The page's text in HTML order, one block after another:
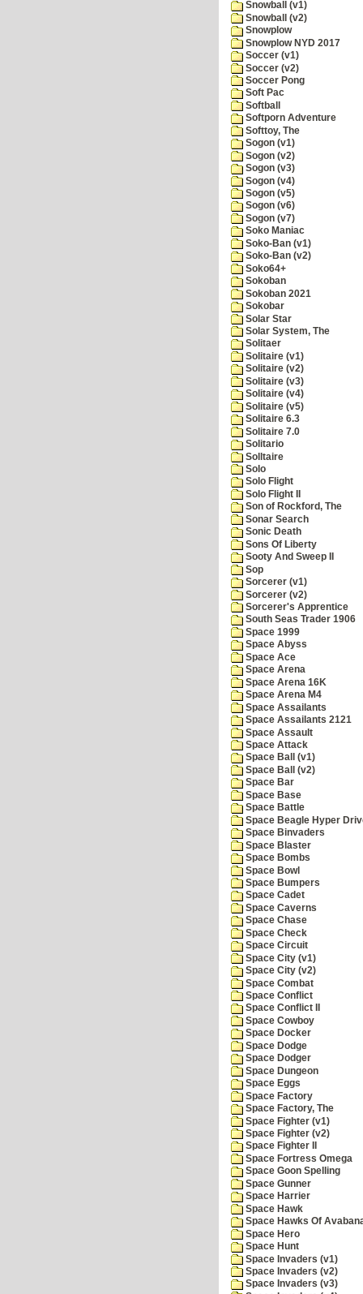
Snowball (v1)
Snowball (v2)
Snowplow
Snowplow NYD 2017
Soccer (v1)
Soccer (v2)
Soccer Pong
Soft Pac
Softball
Softporn Adventure
Softtoy, The
Sogon (v1)
Sogon (v2)
Sogon (v3)
Sogon (v4)
Sogon (v5)
Sogon (v6)
Sogon (v7)
Soko Maniac
Soko-Ban (v1)
Soko-Ban (v2)
Soko64+
Sokoban
Sokoban 2021
Sokobar
Solar Star
Solar System, The
Solitaer
Solitaire (v1)
Solitaire (v2)
Solitaire (v3)
Solitaire (v4)
Solitaire (v5)
Solitaire 6.3
Solitaire 7.0
Solitario
Solltaire
Solo
Solo Flight
Solo Flight II
Son of Rockford, The
Sonar Search
Sonic Death
Sons Of Liberty
Sooty And Sweep II
Sop
Sorcerer (v1)
Sorcerer (v2)
Sorcerer's Apprentice
South Seas Trader 1906
Space 1999
Space Abyss
Space Ace
Space Arena
Space Arena 16K
Space Arena M4
Space Assailants
Space Assailants 2121
Space Assault
Space Attack
Space Ball (v1)
Space Ball (v2)
Space Bar
Space Base
Space Battle
Space Beagle Hyper
Space Binvaders
Space Blaster
Space Bombs
Space Bowl
Space Bumpers
Space Cadet
Space Caverns
Space Chase
Space Check
Space Circuit
Space City (v1)
Space City (v2)
Space Combat
Space Conflict
Space Conflict II
Space Cowboy
Space Docker
Space Dodge
Space Dodger
Space Dungeon
Space Eggs
Space Factory
Space Factory, The
Space Fighter (v1)
Space Fighter (v2)
Space Fighter II
Space Fortress Omega
Space Goon Spelling
Space Gunner
Space Harrier
Space Hawk
Space Hawks Of
Space Hero
Space Hunt
Space Invaders (v1)
Space Invaders (v2)
Space Invaders (v3)